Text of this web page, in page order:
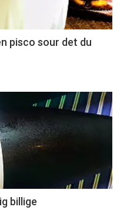
pisco sour det du
billige